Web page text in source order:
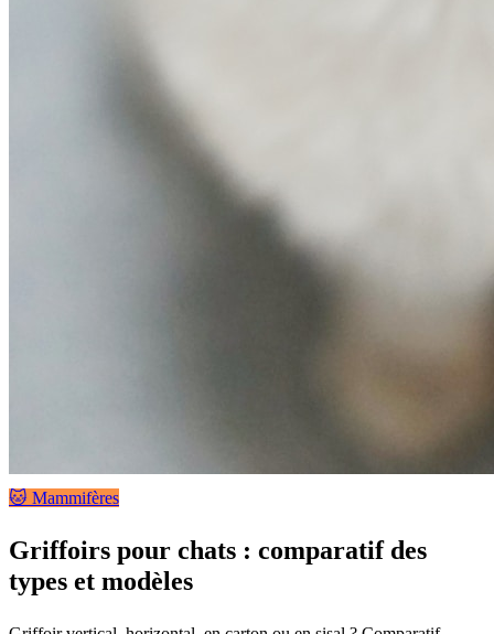
🐱 Mammifères
Griffoirs pour chats : comparatif des
types et modèles